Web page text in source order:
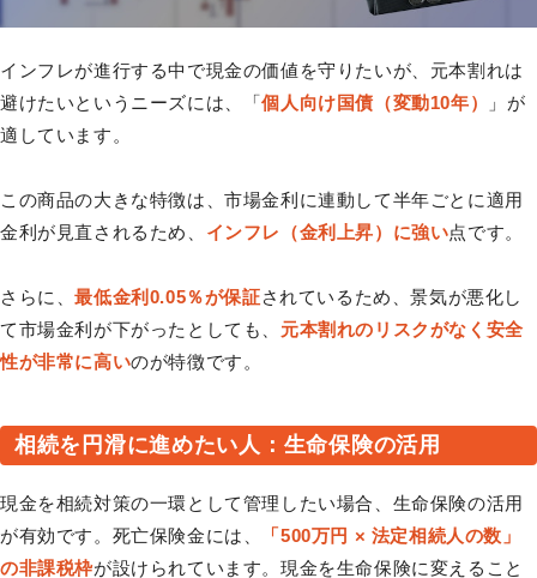
インフレが進行する中で現金の価値を守りたいが、元本割れは
避けたいというニーズには、「個人向け国債（変動10年）
」が
適しています。
この商品の大きな特徴は、市場金利に連動して半年ごとに適用
金利が見直されるため、 インフレ（金利上昇）に強い点です。
さらに、最低金利0.05％が保証されているため、景気が悪化し
て市場金利が下がったとしても、 元本割れのリスクがなく安全
性が非常に高いのが特徴です。
相続を円滑に進めたい人：生命保険の活用
現金を相続対策の一環として管理したい場合、生命保険の活用
が有効です。死亡保険金には、
「500万円 × 法定相続人の数」
の非課税枠が設けられています。現金を生命保険に変えること